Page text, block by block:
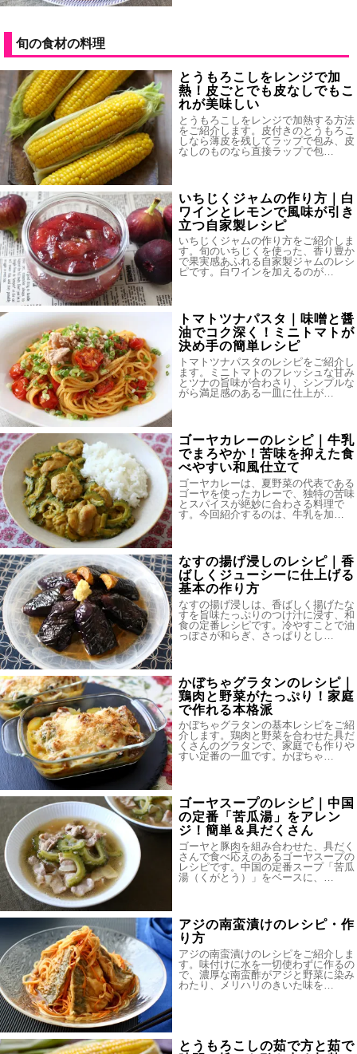
旬の食材の料理
とうもろこしをレンジで加
熱！皮ごとでも皮なしでもこ
れが美味しい
とうもろこしをレンジで加熱する方法
をご紹介します。皮付きのとうもろこ
しなら薄皮を残してラップで包み、皮
なしのものなら直接ラップで包…
いちじくジャムの作り方｜白
ワインとレモンで風味が引き
立つ自家製レシピ
いちじくジャムの作り方をご紹介しま
す。旬のいちじくを使った、香り豊か
で果実感あふれる自家製ジャムのレシ
ピです。白ワインを加えるのが…
トマトツナパスタ｜味噌と醤
油でコク深く！ミニトマトが
決め手の簡単レシピ
トマトツナパスタのレシピをご紹介し
ます。ミニトマトのフレッシュな甘み
とツナの旨味が合わさり、シンプルな
がら満足感のある一皿に仕上が…
ゴーヤカレーのレシピ｜牛乳
でまろやか！苦味を抑えた食
べやすい和風仕立て
ゴーヤカレーは、夏野菜の代表である
ゴーヤを使ったカレーで、独特の苦味
とスパイスが絶妙に合わさる料理で
す。今回紹介するのは、牛乳を加…
なすの揚げ浸しのレシピ｜香
ばしくジューシーに仕上げる
基本の作り方
なすの揚げ浸しは、香ばしく揚げたな
すを旨味たっぷりのつけ汁に浸す、和
食の定番レシピです。冷やすことで油
っぽさが和らぎ、さっぱりとし…
かぼちゃグラタンのレシピ｜
鶏肉と野菜がたっぷり！家庭
で作れる本格派
かぼちゃグラタンの基本レシピをご紹
介します。鶏肉と野菜を合わせた具だ
くさんのグラタンで、家庭でも作りや
すい定番の一皿です。かぼちゃ…
ゴーヤスープのレシピ｜中国
の定番「苦瓜湯」をアレン
ジ！簡単＆具だくさん
ゴーヤと豚肉を組み合わせた、具だく
さんで食べ応えのあるゴーヤスープの
レシピです。中国の定番スープ「苦瓜
湯（くがとう）」をベースに、…
アジの南蛮漬けのレシピ・作
り方
アジの南蛮漬けのレシピをご紹介しま
す。味付けに水を一切使わずに作るの
で、濃厚な南蛮酢がアジと野菜に染み
わたり、メリハリのきいた味を…
とうもろこしの茹で方と茹で